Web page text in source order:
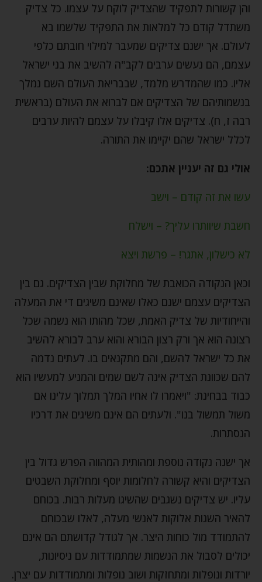
והן קשורות לתפקיד שהצדיק לוקח על עצמו. כל צדיק
משתדל קודם כל למלאות את התפקיד שלשמו בא
לעולם. אך ישנם צדיקים שמעבר למילוי חובתם כלפי
עצמם, הם נעשים ערבים לקב"ה להשיב את בני ישראל
אליו. כמו שהמדרש מלמד, שבבריאת העולם השם נמלך
בנשמותיהם של הצדיקים אם לברוא את העולם (בראשית
רבה ז, ח). צדיקים אלו קיבלו על עצמם להיות ערבים
לכלל ישראל שהם יקיימו את התורה.
אולי גם זה יעניין אתכם:
עשו את זה קודם – וישב
חשבת שיוותרו עליך? – וישלח
לא כישלון, אתגר! – פרשת ויצא
וכאן הנקודה הכואבת של מחלוקת שבין הצדיקים. גם בין
הצדיקים עצמם ישנם כאלו שאינם משיגים די את המעלה
והייחודיות של צדיק האמת, שכל מהותו הוא נשמה שכל
רצונה הוא אך ורק רצון הבורא והוא ערב לבורא להשיב
את כל ישראל להשם, והם מתקנאים בו. לעתים נדמה
להם שכוונת הצדיק אינה לשם שמים והמניע למעשיו הוא
כבוד בבחינת: "ויאמרו לו אחיו המלך תמלוך עלינו אם
משול תמשול בנו". ולעתים הם אינם משיגים את דרכיו
הנסתרות.
אך ישנה נקודה נוספת ומהותית המהווה הפרש גדול בין
הצדיקים והיא קשורה לחלומות יוסף ומחלוקת השבטים
עליו. יש צדיקים נשגבים שהשיגו מעלות רבות. בכוחם
להאיר השגות אלוקות לאנשי מעלה, לאלו שבכוחם
להתמודד מול כוחות היצר. אך לגודל קדושתם הם אינם
יכולים לסבול את הנשמות שמתמודדות עם ניסיונות,
יורדות ונופלות ומתחזקות ושוב נופלות ומתמודדות עם יצרן.